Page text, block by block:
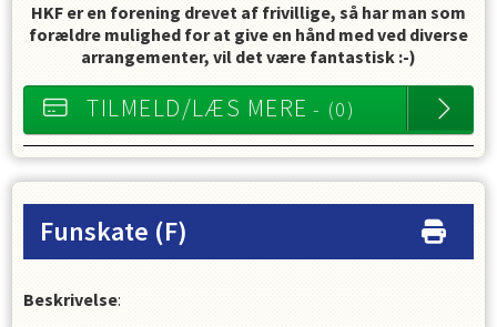
HKF er en forening drevet af frivillige, så har man som
forældre mulighed for at give en hånd med ved diverse
arrangementer, vil det være fantastisk :-)
TILMELD/LÆS MERE - (0)
Funskate (F)
Beskrivelse: